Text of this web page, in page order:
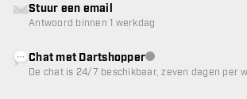
Stuur een email
Antwoord binnen 1 werkdag
Chat met Dartshopperklantenservice niet
De chat is 24/7 beschikbaar, zeven dagen per